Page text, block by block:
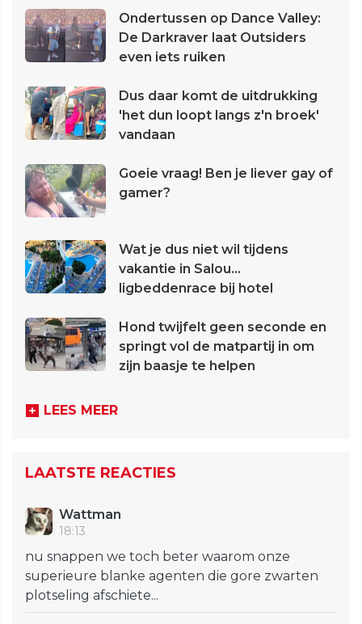
Ondertussen op Dance Valley:
De Darkraver laat Outsiders
even iets ruiken
Dus daar komt de uitdrukking
'het dun loopt langs z'n broek'
vandaan
Goeie vraag! Ben je liever gay of
gamer?
Wat je dus niet wil tijdens
vakantie in Salou...
ligbeddenrace bij hotel
Hond twijfelt geen seconde en
springt vol de matpartij in om
zijn baasje te helpen
LEES MEER
LAATSTE REACTIES
Wattman
18:13
nu snappen we toch beter waarom onze
superieure blanke agenten die gore zwarten
plotseling afschiete...